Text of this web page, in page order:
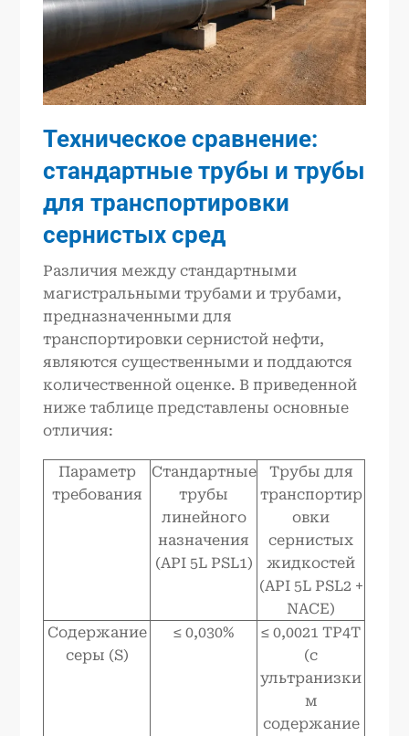
Техническое сравнение:
стандартные трубы и трубы
для транспортировки
сернистых сред
Различия между стандартными
магистральными трубами и трубами,
предназначенными для
транспортировки сернистой нефти,
являются существенными и поддаются
количественной оценке. В приведенной
ниже таблице представлены основные
отличия:
Параметр
требования
Стандартные
трубы
линейного
назначения
(API 5L PSL1)
Трубы для
транспортир
овки
сернистых
жидкостей
(API 5L PSL2 +
NACE)
Содержание
серы (S)
≤ 0,030%
≤ 0,0021 TP4T
(с
ультранизки
м
содержание